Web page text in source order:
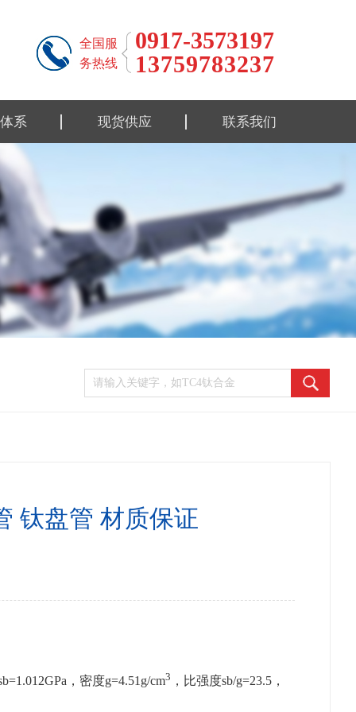
全国服
务热线
0917-3573197
13759783237
系
准
准
告
现货供应
钛合金制品
钛设备类
联系我们
钛盘管 材质保证
，密度g=4.51g/cm3 ，比强度sb/g=23.5，